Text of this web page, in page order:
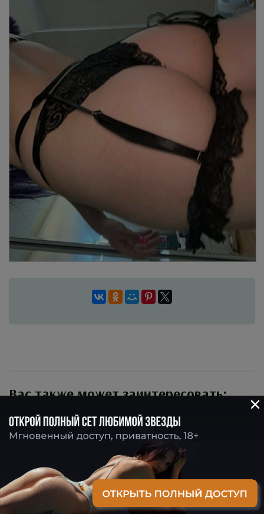
Вас также может заинтересовать:
Ангелина Клевцова
голая: богиня
OnlyFans, слив
фото